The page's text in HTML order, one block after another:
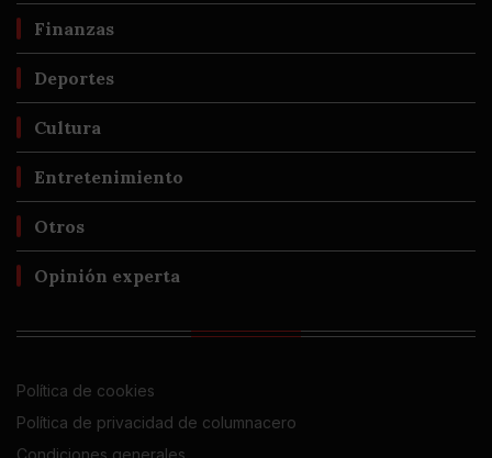
Finanzas
Deportes
Cultura
Entretenimiento
Otros
Opinión experta
Política de cookies
Política de privacidad de columnacero